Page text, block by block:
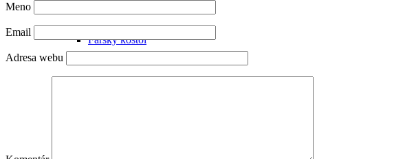
Farský kostol
Meno
Email
Adresa webu